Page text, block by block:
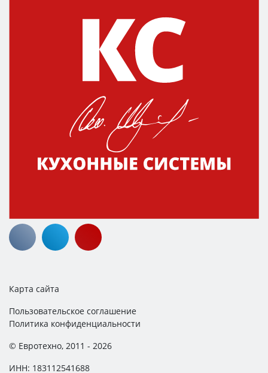
Карта сайта
Пользовательское соглашение
Политика конфиденциальности
© Евротехно, 2011 - 2026
ИНН: 183112541688